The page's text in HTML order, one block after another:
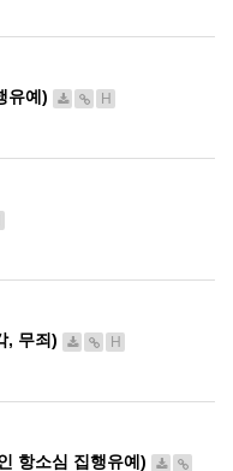
유예)
H
, 무죄)
H
항소심 집행유예)